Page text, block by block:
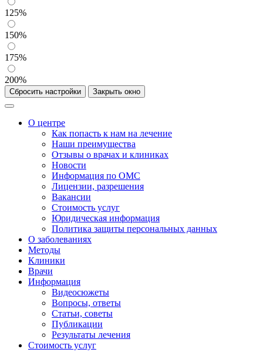
125%
150%
175%
200%
Сбросить настройки Закрыть окно
О центре
Как попасть к нам на лечение
Наши преимущества
Отзывы о врачах и клиниках
Новости
Информация по ОМС
Лицензии, разрешения
Вакансии
Стоимость услуг
Юридическая информация
Политика защиты персональных данных
О заболеваниях
Методы
Клиники
Врачи
Информация
Видеосюжеты
Вопросы, ответы
Статьи, советы
Публикации
Результаты лечения
Стоимость услуг